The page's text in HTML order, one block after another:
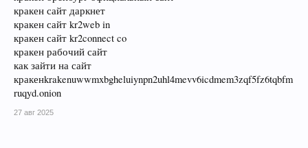
кракен сайт даркнет
кракен сайт kr2web in
кракен сайт kr2connect co
кракен рабочий сайт
как зайти на сайт
кракенkrakenuwwmxbgheluiynpn2uhl4mevv6icdmem3zqf5fz6tqbfm
ruqyd.onion
27 авг 2025